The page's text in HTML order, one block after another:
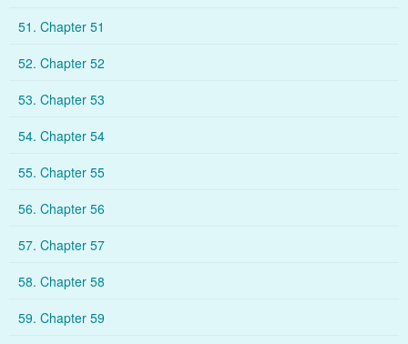
51. Chapter 51
52. Chapter 52
53. Chapter 53
54. Chapter 54
55. Chapter 55
56. Chapter 56
57. Chapter 57
58. Chapter 58
59. Chapter 59